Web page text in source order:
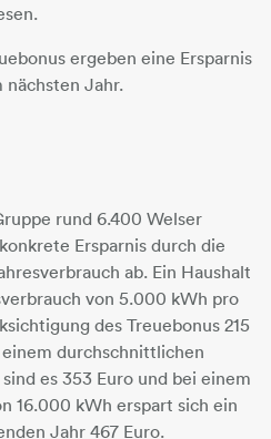
ergeben eine Ersparnis
nächsten Jahr.
rund 6.400 Welser
Ersparnis durch die
ab. Ein Haushalt
von 5.000 kWh pro
des Treuebonus 215
durchschnittlichen
es 353 Euro und bei einem
16.000 kWh erspart sich ein
Jahr 467 Euro.